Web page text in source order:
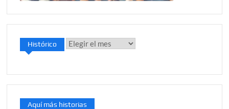
Histórico Histórico
Aquí más historias